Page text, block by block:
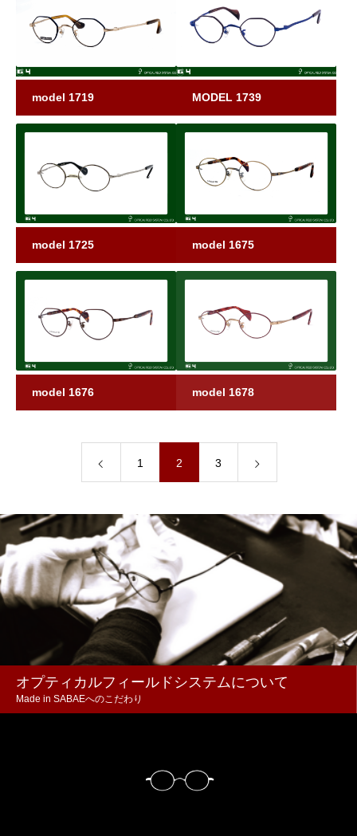
model 1719 MODEL 1739
model 1725 model 1675
model 1676 model 1678
1 2 3
オプティカルフィールドシステムについて
Made in SABAEへのこだわり